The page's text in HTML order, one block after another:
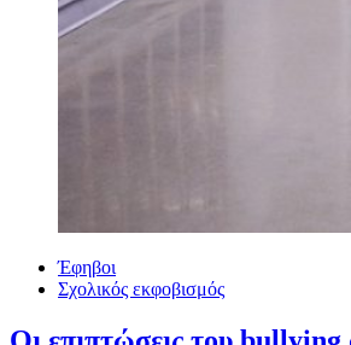
Έφηβοι
Σχολικός εκφοβισμός